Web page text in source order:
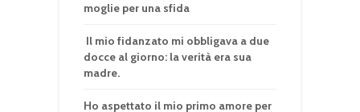
moglie per una sfida
Il mio fidanzato mi obbligava a due
docce al giorno: la verità era sua
madre.
Ho aspettato il mio primo amore per